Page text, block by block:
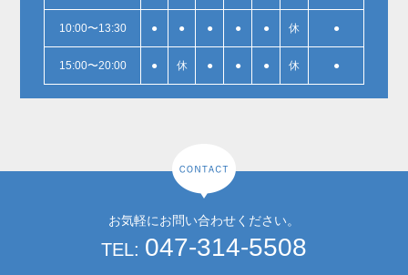
10:00〜13:30 ● ● ● ● ● 休 ●
15:00〜20:00 ● 休 ● ● ● 休 ●
お気軽にお問い合わせください。
TEL: 047-314-5508